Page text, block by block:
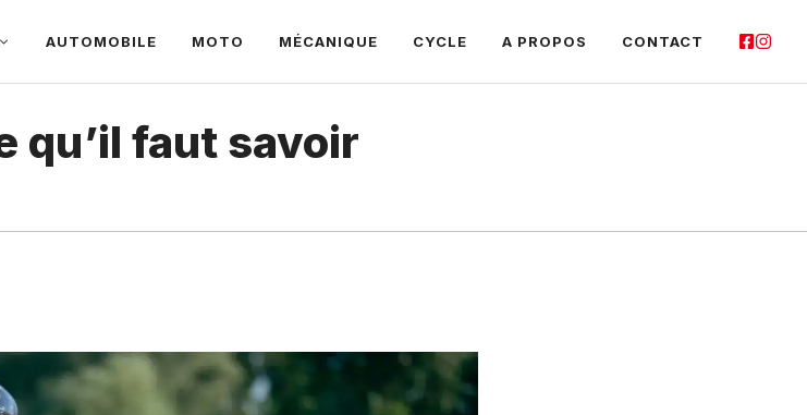
AUTOMOBILE MOTO MÉCANIQUE CYCLE A PROPOS CONTACT
qu’il faut savoir